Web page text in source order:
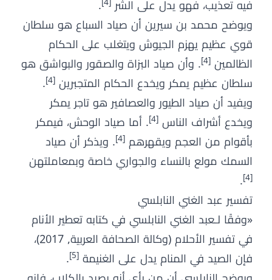
فيه تعذيب، فهو يدل على الشر
.
ويوضح محمد بن سيرين أن صياد السباع هو سلطان
قوي عظيم يهزم الجيوش ويتغلب على الحكام
الظالمين [4] . وأن صياد البزاة والصقور والبواشق هو
سلطان عظيم يمكر ويخدع الحكام المتجبرين [4]
.
ويفيد أن صياد الطيور والعصافير هو تاجر يمكر
ويخدع أشراف الناس [4] . أما صياد الوحش، فيمكر
بأقوام من العجم ويقهرهم [4] . ويذكر أن صياد
السمك مولع بالنساء والجواري خاصة وبمعاملتهن
[4]
.
تفسير عبد الغني النابلسي
«وفقًا لـعبد الغني النابلسي في كتابه تعطير الأنام
في تفسير الأحلام (وكالة الصحافة العربية, 2017)،
فإن الصيد في المنام يدل على الغنيمة [5]
.